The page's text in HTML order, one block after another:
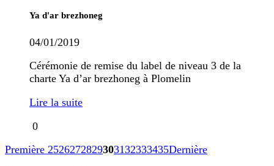
Ya d'ar brezhoneg
04/01/2019
Cérémonie de remise du label de niveau 3 de la
charte Ya d’ar brezhoneg à Plomelin
Lire la suite
0
Première 2526272829303132333435Dernière